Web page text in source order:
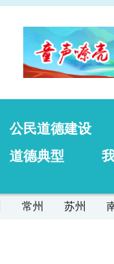
公民道德建设
道德典型
常州 苏州